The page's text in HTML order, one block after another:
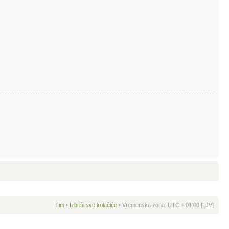
Tim • Izbriši sve kolačiće • Vremenska zona: UTC + 01:00 [LJV]